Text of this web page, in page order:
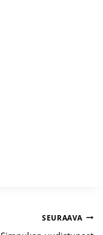
SEURAAVA